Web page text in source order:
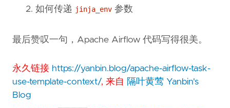
如何传递 jinja_env 参数
最后赞叹一句，Apache Airflow 代码写得很美。
永久链接 https://yanbin.blog/apache-airflow-task-
use-template-context/, 来自
隔叶黄莺 Yanbin's
Blog